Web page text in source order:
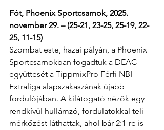
Fót, Phoenix Sportcsarnok, 2025.
november 29. – (25-21, 23-25, 25-19, 22-
25, 11-15)
Szombat este, hazai pályán, a Phoenix
Sportcsarnokban fogadtuk a DEAC
együttesét a TippmixPro Férfi NBI
Extraliga alapszakaszának újabb
fordulójában. A kilátogató nézők egy
rendkívül hullámzó, fordulatokkal teli
mérkőzést láthattak, ahol bár 2:1-re is